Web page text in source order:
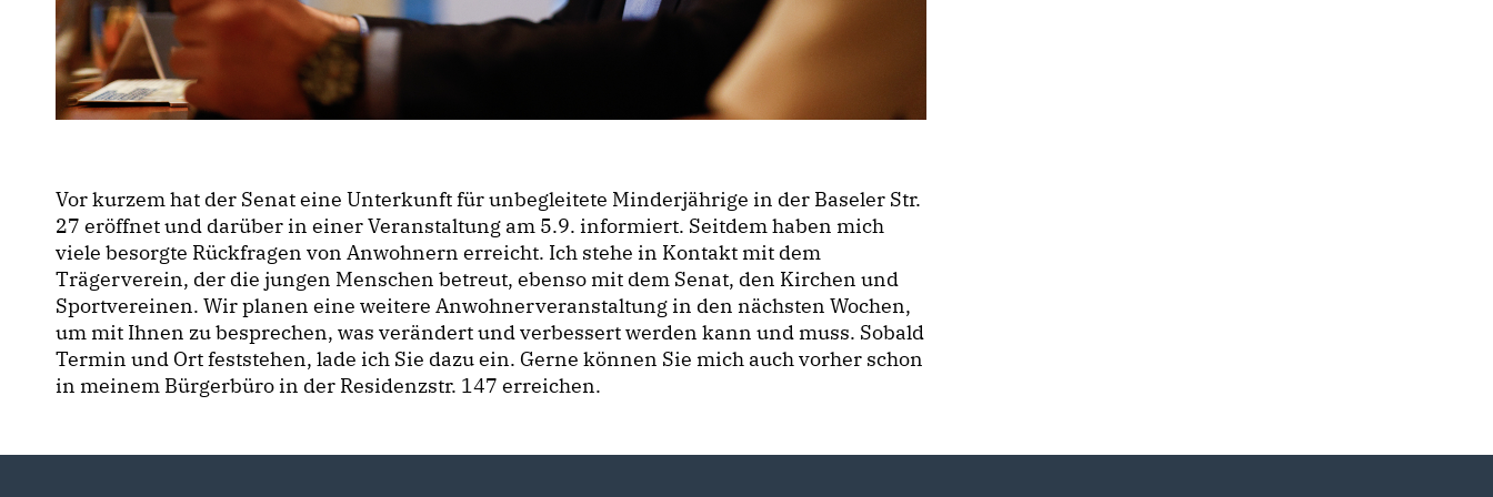
Vor kurzem hat der Senat eine Unterkunft für unbegleitete Minderjährige in der Baseler Str.
27 eröffnet und darüber in einer Veranstaltung am 5.9. informiert. Seitdem haben mich
viele besorgte Rückfragen von Anwohnern erreicht. Ich stehe in Kontakt mit dem
Trägerverein, der die jungen Menschen betreut, ebenso mit dem Senat, den Kirchen und
Sportvereinen. Wir planen eine weitere Anwohnerveranstaltung in den nächsten Wochen,
um mit Ihnen zu besprechen, was verändert und verbessert werden kann und muss. Sobald
Termin und Ort feststehen, lade ich Sie dazu ein. Gerne können Sie mich auch vorher schon
in meinem Bürgerbüro in der Residenzstr. 147 erreichen.